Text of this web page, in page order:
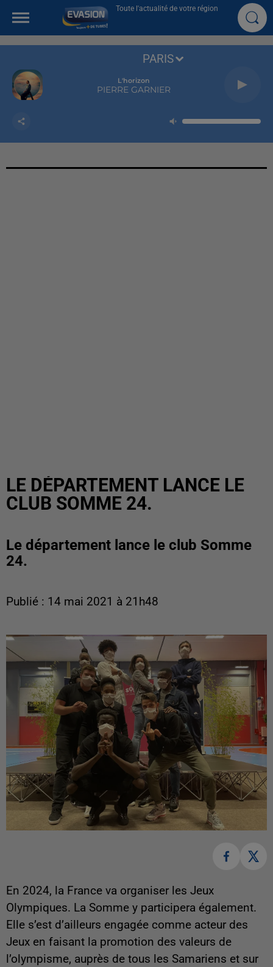
Toute l'actualité de votre région
L'horizon
PIERRE GARNIER
PARIS
LE DÉPARTEMENT LANCE LE
CLUB SOMME 24.
Le département lance le club Somme
24.
Publié : 14 mai 2021 à 21h48
En 2024, la France va organiser les Jeux
Olympiques. La Somme y participera également.
Elle s’est d’ailleurs engagée comme acteur des
Jeux en faisant la promotion des valeurs de
l’olympisme, auprès de tous les Samariens et sur